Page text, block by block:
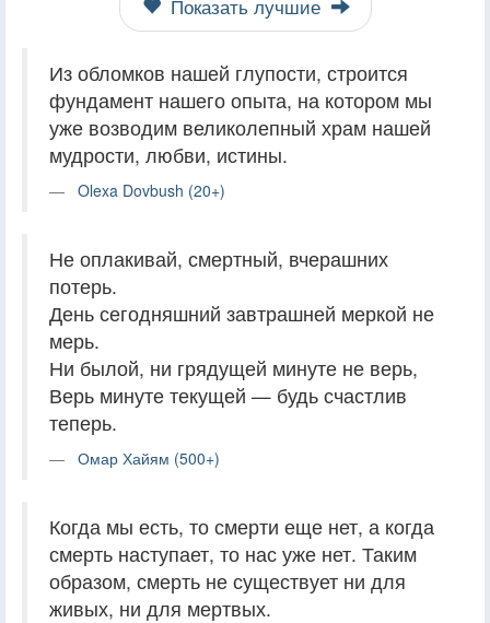
Показать лучшие
Из обломков нашей глупости, строится
фундамент нашего опыта, на котором мы
уже возводим великолепный храм нашей
мудрости, любви, истины.
Olexa Dovbush (20+)
Не оплакивай, смертный, вчерашних
потерь.
День сегодняшний завтрашней меркой не
мерь.
Ни былой, ни грядущей минуте не верь,
Верь минуте текущей — будь счастлив
теперь.
Омар Хайям (500+)
Когда мы есть, то смерти еще нет, а когда
смерть наступает, то нас уже нет. Таким
образом, смерть не существует ни для
живых, ни для мертвых.